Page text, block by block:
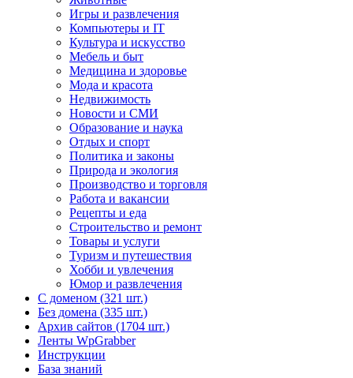
Игры и развлечения
Компьютеры и IT
Культура и искусство
Мебель и быт
Медицина и здоровье
Мода и красота
Недвижимость
Новости и СМИ
Образование и наука
Отдых и спорт
Политика и законы
Природа и экология
Производство и торговля
Работа и вакансии
Рецепты и еда
Строительство и ремонт
Товары и услуги
Туризм и путешествия
Хобби и увлечения
Юмор и развлечения
С доменом (321 шт.)
Без домена (335 шт.)
Архив сайтов (1704 шт.)
Ленты WpGrabber
Инструкции
База знаний